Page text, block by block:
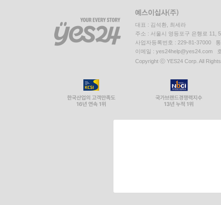
대표 : 김석환, 최세라
주소 : 서울시 영등포구 은행로 11,
사업자등록번호 : 229-81-37000
이메일 : yes24help@yes24.com
Copyright ⓒ YES24 Corp. All